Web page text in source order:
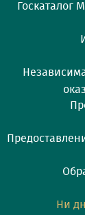
Госкаталог
Ни